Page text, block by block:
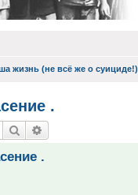
жизнь (не всё же о суициде!)
.
Поиск
.